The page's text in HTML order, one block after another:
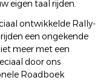
eigen taal rijden.
ontwikkelde Rally-
een ongekende
meer met een
door ons
Roadboek